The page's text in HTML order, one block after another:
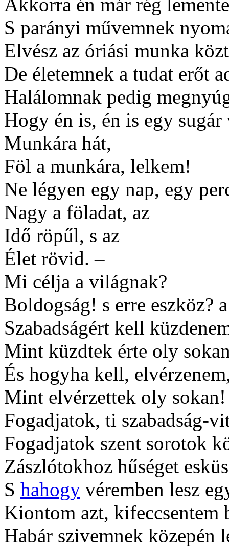
S parányi művemnek
Elvész az óriási munka
De életemnek a tudat erőt
Halálomnak pedig
Hogy én is, én is egy
Munkára hát,
Föl a munkára, lelkem!
Ne légyen egy nap, egy
Nagy a föladat, az
Idő röpűl, s az
Élet rövid. –
Mi célja a világnak?
Boldogság! s erre eszköz?
Szabadságért kell
Mint küzdtek érte oly
És hogyha kell,
Mint elvérzettek oly sokan!
Fogadjatok, ti szabadság-
Fogadjatok szent sorotok
Zászlótokhoz hűséget
S hahogy véremben lesz
Kiontom azt, kifeccsentem
Habár szivemnek közepén